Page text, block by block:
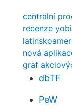
centrální
recenze
nová
graf
dbTF
PeW